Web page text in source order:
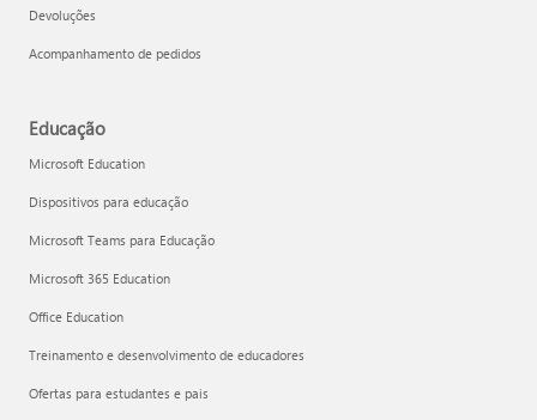
Devoluções
Acompanhamento de pedidos
Educação
Microsoft Education
Dispositivos para educação
Microsoft Teams para Educação
Microsoft 365 Education
Office Education
Treinamento e desenvolvimento de educadores
Ofertas para estudantes e pais